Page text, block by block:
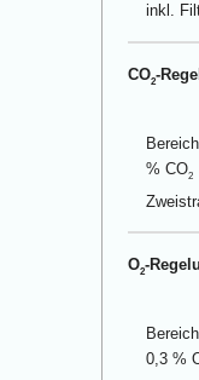
inkl.
CO2-
% CO2
O2-
0,3 %